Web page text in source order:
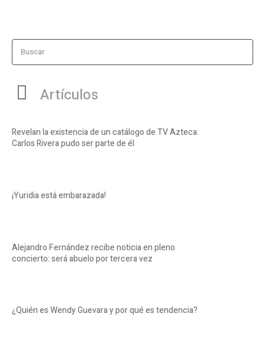
Buscar
Artículos
Revelan la existencia de un catálogo de TV Azteca:
Carlos Rivera pudo ser parte de él
¡Yuridia está embarazada!
Alejandro Fernández recibe noticia en pleno
concierto: será abuelo por tercera vez
¿Quién es Wendy Guevara y por qué es tendencia?